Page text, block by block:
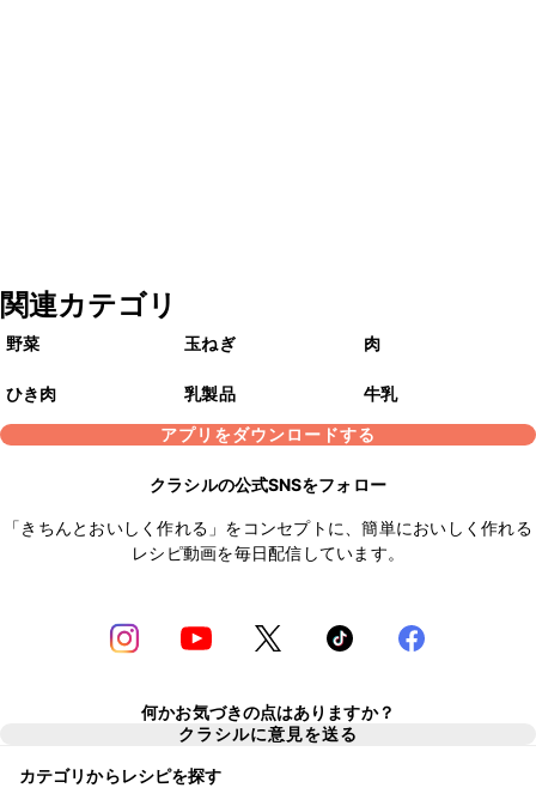
関連カテゴリ
野菜 玉ねぎ 肉
ひき肉 乳製品
牛乳
アプリをダウンロードする
クラシルの公式SNSをフォロー
「きちんとおいしく作れる」をコンセプトに、簡単においしく作れる
レシピ動画を毎日配信しています。
何かお気づきの点はありますか？
クラシルに意見を送る
カテゴリからレシピを探す